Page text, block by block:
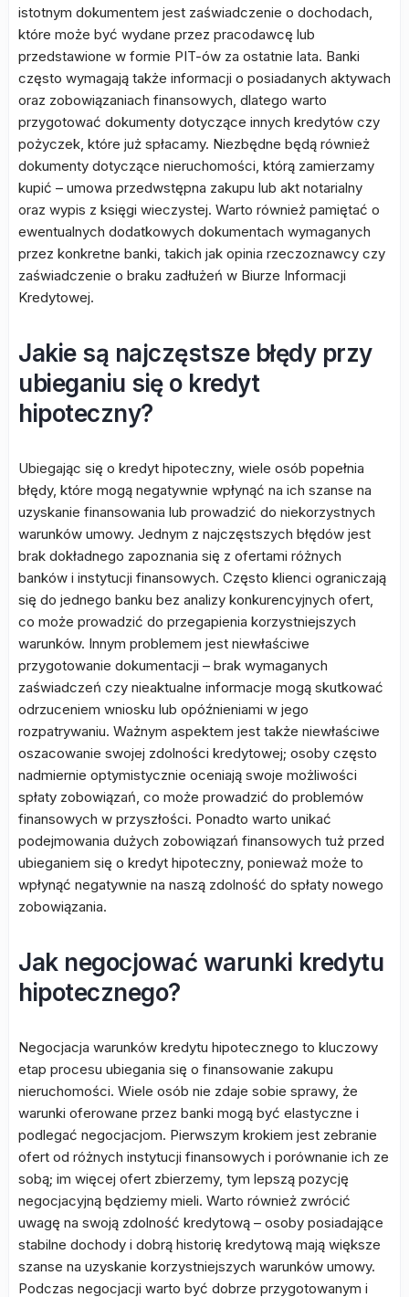
istotnym dokumentem jest zaświadczenie o dochodach,
które może być wydane przez pracodawcę lub
przedstawione w formie PIT-ów za ostatnie lata. Banki
często wymagają także informacji o posiadanych aktywach
oraz zobowiązaniach finansowych, dlatego warto
przygotować dokumenty dotyczące innych kredytów czy
pożyczek, które już spłacamy. Niezbędne będą również
dokumenty dotyczące nieruchomości, którą zamierzamy
kupić – umowa przedwstępna zakupu lub akt notarialny
oraz wypis z księgi wieczystej. Warto również pamiętać o
ewentualnych dodatkowych dokumentach wymaganych
przez konkretne banki, takich jak opinia rzeczoznawcy czy
zaświadczenie o braku zadłużeń w Biurze Informacji
Kredytowej.
Jakie są najczęstsze błędy przy
ubieganiu się o kredyt
hipoteczny?
Ubiegając się o kredyt hipoteczny, wiele osób popełnia
błędy, które mogą negatywnie wpłynąć na ich szanse na
uzyskanie finansowania lub prowadzić do niekorzystnych
warunków umowy. Jednym z najczęstszych błędów jest
brak dokładnego zapoznania się z ofertami różnych
banków i instytucji finansowych. Często klienci ograniczają
się do jednego banku bez analizy konkurencyjnych ofert,
co może prowadzić do przegapienia korzystniejszych
warunków. Innym problemem jest niewłaściwe
przygotowanie dokumentacji – brak wymaganych
zaświadczeń czy nieaktualne informacje mogą skutkować
odrzuceniem wniosku lub opóźnieniami w jego
rozpatrywaniu. Ważnym aspektem jest także niewłaściwe
oszacowanie swojej zdolności kredytowej; osoby często
nadmiernie optymistycznie oceniają swoje możliwości
spłaty zobowiązań, co może prowadzić do problemów
finansowych w przyszłości. Ponadto warto unikać
podejmowania dużych zobowiązań finansowych tuż przed
ubieganiem się o kredyt hipoteczny, ponieważ może to
wpłynąć negatywnie na naszą zdolność do spłaty nowego
zobowiązania.
Jak negocjować warunki kredytu
hipotecznego?
Negocjacja warunków kredytu hipotecznego to kluczowy
etap procesu ubiegania się o finansowanie zakupu
nieruchomości. Wiele osób nie zdaje sobie sprawy, że
warunki oferowane przez banki mogą być elastyczne i
podlegać negocjacjom. Pierwszym krokiem jest zebranie
ofert od różnych instytucji finansowych i porównanie ich ze
sobą; im więcej ofert zbierzemy, tym lepszą pozycję
negocjacyjną będziemy mieli. Warto również zwrócić
uwagę na swoją zdolność kredytową – osoby posiadające
stabilne dochody i dobrą historię kredytową mają większe
szanse na uzyskanie korzystniejszych warunków umowy.
Podczas negocjacji warto być dobrze przygotowanym i